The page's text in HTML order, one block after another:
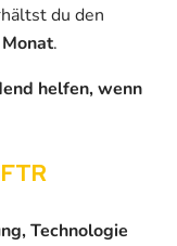
du den
.
helfen, wenn
Technologie